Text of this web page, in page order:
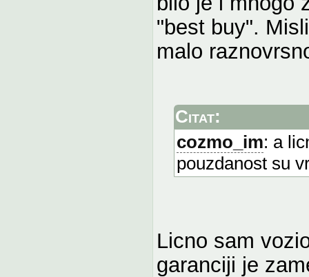
"best buy".
malo
Citat:
cozmo_im: a
pouzdanost su
Licno sam
garanciji je